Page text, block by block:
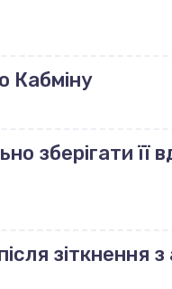
Кабміну
зберігати її
зіткнення